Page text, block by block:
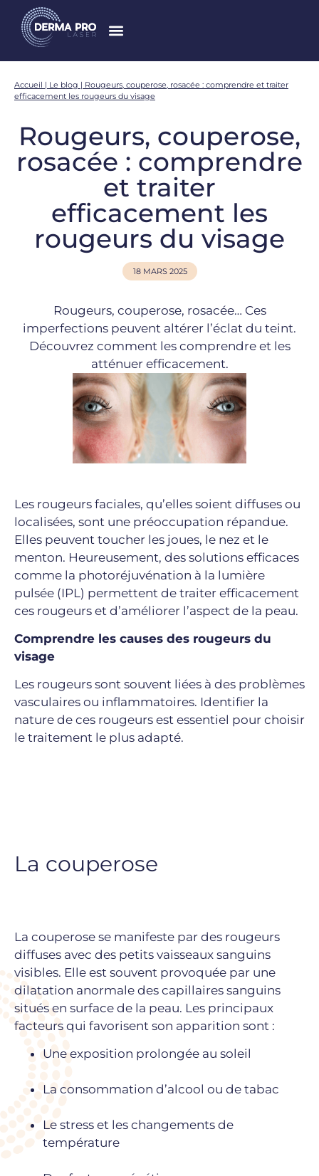
Accueil | Le blog | Rougeurs, couperose, rosacée : comprendre et traiter
efficacement les rougeurs du visage
Rougeurs, couperose,
rosacée : comprendre
et traiter
efficacement les
rougeurs du visage
18 MARS 2025
Rougeurs, couperose, rosacée… Ces
imperfections peuvent altérer l’éclat du teint.
Découvrez comment les comprendre et les
atténuer efficacement.
Les rougeurs faciales, qu’elles soient diffuses ou
localisées, sont une préoccupation répandue.
Elles peuvent toucher les joues, le nez et le
menton. Heureusement, des solutions efficaces
comme la photoréjuvénation à la lumière
pulsée (IPL) permettent de traiter efficacement
ces rougeurs et d’améliorer l’aspect de la peau.
Comprendre les causes des rougeurs du
visage
Les rougeurs sont souvent liées à des problèmes
vasculaires ou inflammatoires. Identifier la
nature de ces rougeurs est essentiel pour choisir
le traitement le plus adapté.
La couperose
La couperose se manifeste par des rougeurs
diffuses avec des petits vaisseaux sanguins
visibles. Elle est souvent provoquée par une
dilatation anormale des capillaires sanguins
situés en surface de la peau. Les principaux
facteurs qui favorisent son apparition sont :
Une exposition prolongée au soleil
La consommation d’alcool ou de tabac
Le stress et les changements de
température